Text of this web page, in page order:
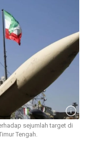
sejumlah target di
Tengah.